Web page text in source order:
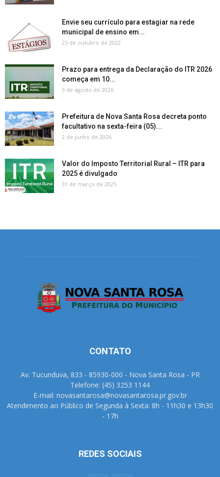
Envie seu currículo para estagiar na rede
municipal de ensino em...
25 de outubro de 2022
Prazo para entrega da Declaração do ITR 2026
começa em 10...
3 de agosto de 2026
Prefeitura de Nova Santa Rosa decreta ponto
facultativo na sexta-feira (05)...
2 de junho de 2026
Valor do Imposto Territorial Rural – ITR para
2025 é divulgado
31 de março de 2025
CONTATO
Av. Tucunduva, 833 - 85930-000 - Nova Santa Rosa - PR
Telefone: (45) 3253 1144
E-mail: novasantarosa@novasantarosa.pr.gov.br
Atendimento ao Público de Segunda à Sexta: 8h - 11h30 e 13h30
- 17h
REDES SOCIAIS